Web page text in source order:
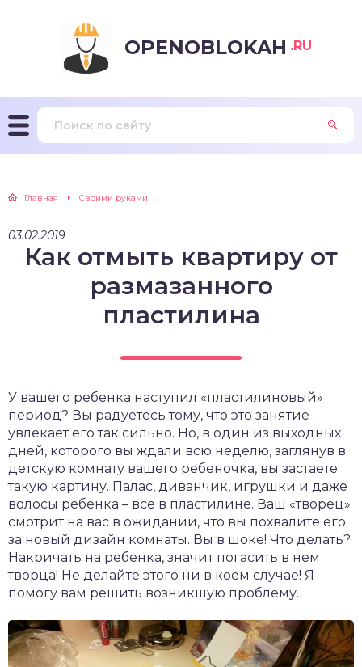
OPENOBLOKAH .RU
Главная Своими руками
03.02.2019
Как отмыть квартиру от
размазанного
пластилина
У вашего ребенка наступил «пластилиновый»
период? Вы радуетесь тому, что это занятие
увлекает его так сильно. Но, в один из выходных
дней, которого вы ждали всю неделю, заглянув в
детскую комнату вашего ребеночка, вы застаете
такую картину. Палас, диванчик, игрушки и даже
волосы ребенка – все в пластилине. Ваш «творец»
смотрит на вас в ожидании, что вы похвалите его
за новый дизайн комнаты. Вы в шоке! Что делать?
Накричать на ребенка, значит погасить в нем
творца! Не делайте этого ни в коем случае! Я
помогу вам решить возникшую проблему.